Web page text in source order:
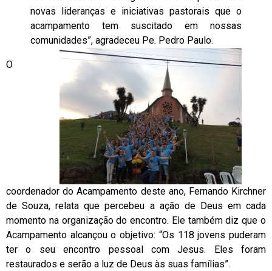
novas lideranças e iniciativas pastorais que o
acampamento tem suscitado em nossas
comunidades”, agradeceu Pe. Pedro Paulo.
O
coordenador do Acampamento deste ano, Fernando Kirchner
de Souza, relata que percebeu a ação de Deus em cada
momento na organização do encontro. Ele também diz que o
Acampamento alcançou o objetivo: “Os 118 jovens puderam
ter o seu encontro pessoal com Jesus. Eles foram
restaurados e serão a luz de Deus às suas famílias”.